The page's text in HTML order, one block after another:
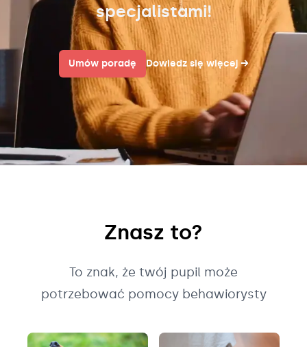
specjalistami!
Umów poradę Dowiedz się więcej →
Znasz to?
To znak, że twój pupil może
potrzebować pomocy behawiorysty